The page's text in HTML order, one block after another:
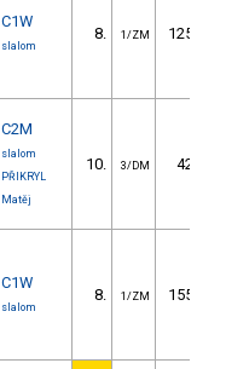
C1W
slalom
8. 1/ZM 125.98
C2M
slalom
PŘIKRYL
Matěj
10. 3/DM 42.70
C1W
slalom
8. 1/ZM 155.92